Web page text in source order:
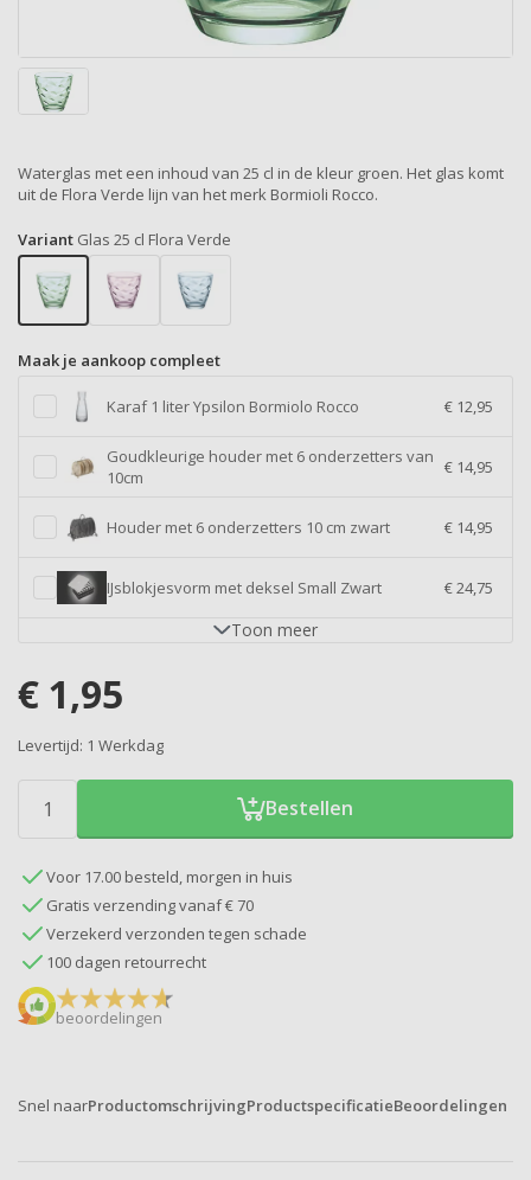
Waterglas met een inhoud van 25 cl in de kleur groen. Het glas komt
uit de Flora Verde lijn van het merk Bormioli Rocco.
Variant Glas 25 cl Flora Verde
Maak je aankoop compleet
Karaf 1 liter Ypsilon Bormiolo Rocco € 12,95
Goudkleurige houder met 6 onderzetters van
10cm
€ 14,95
Houder met 6 onderzetters 10 cm zwart € 14,95
IJsblokjesvorm met deksel Small Zwart € 24,75
Toon meer
€ 1,95
Levertijd: 1 Werkdag
Bestellen
Voor 17.00 besteld, morgen in huis
Gratis verzending vanaf € 70
Verzekerd verzonden tegen schade
100 dagen retourrecht
beoordelingen
Snel naarProductomschrijvingProductspecificatieBeoordelingen